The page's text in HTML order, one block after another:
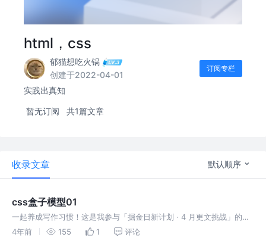
html，css
郁猫想吃火锅
创建于2022-04-01
订阅专栏
实践出真知
暂无订阅 共1篇文章
收录文章 默认顺序
css盒子模型01
一起养成写作习惯！这是我参与「掘金日新计划 · 4 月更文挑战」的第
2天。 css盒子模型本质上是一个盒子，封装周围的html元素，它包括
4年前 155 1 评论